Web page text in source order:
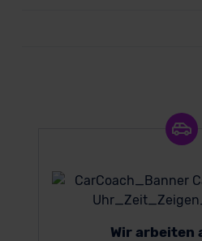
Wir arbeiten